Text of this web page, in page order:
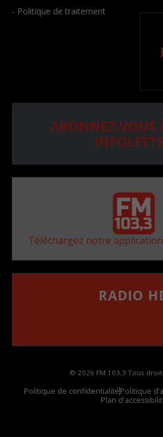
- Politique de traitement
ABONNEZ-VOUS
Téléchargez notre
RADIO
© 2026 FM 103,3 Tous
Politique de confidentialitéPolitique
Plan